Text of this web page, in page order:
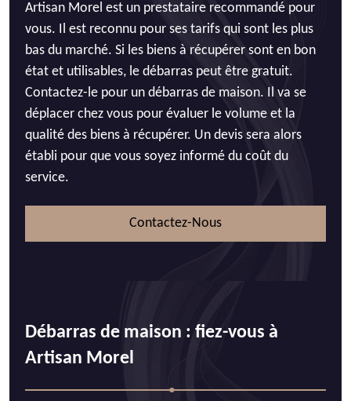
Artisan Morel est un prestataire recommandé pour
vous. Il est reconnu pour ses tarifs qui sont les plus
bas du marché. Si les biens à récupérer sont en bon
état et utilisables, le débarras peut être gratuit.
Contactez-le pour un débarras de maison. Il va se
déplacer chez vous pour évaluer le volume et la
qualité des biens à récupérer. Un devis sera alors
établi pour que vous soyez informé du coût du
service.
Contactez-Nous
Débarras de maison : fiez-vous à
Artisan Morel